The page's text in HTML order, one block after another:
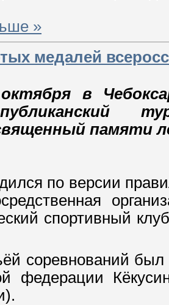
»
медалей
в
памяти
по версии
спортивный
соревнований
федерации